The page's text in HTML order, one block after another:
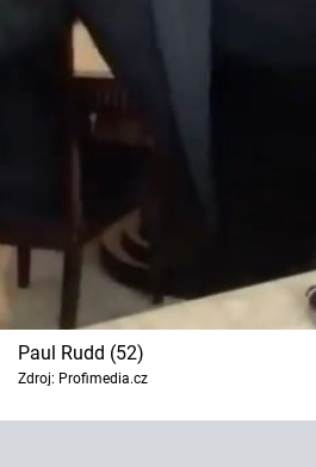
Paul Rudd (52)
Zdroj: Profimedia.cz